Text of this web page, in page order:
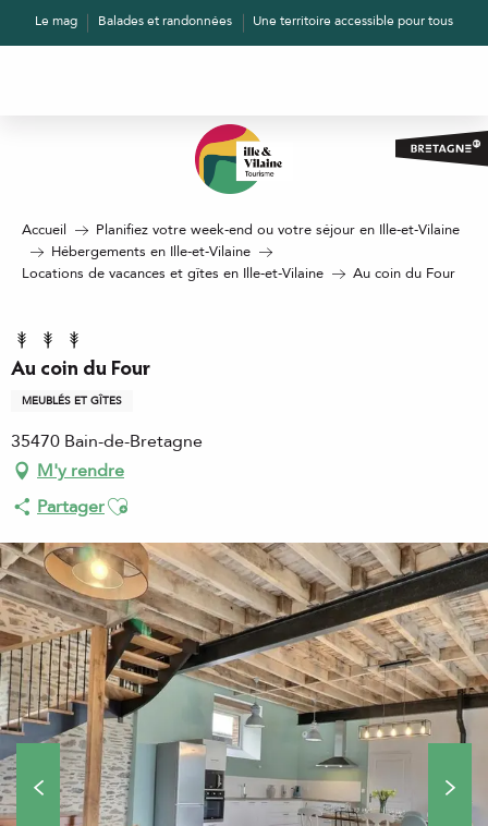
AllerLe mag Balades et randonnées Une territoire accessible pour tous
Accueil
Planifiez votre week-end ou votre séjour en Ille-et-Vilaine
Hébergements en Ille-et-Vilaine
Locations de vacances et gîtes en Ille-et-Vilaine
Au coin du Four
Au coin du Four
MEUBLÉS ET GÎTES
35470 Bain-de-Bretagne
M'y rendre
PartagerAjouter aux favoris